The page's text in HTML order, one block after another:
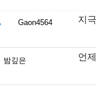
Gaon4564 지
밤깊은 언